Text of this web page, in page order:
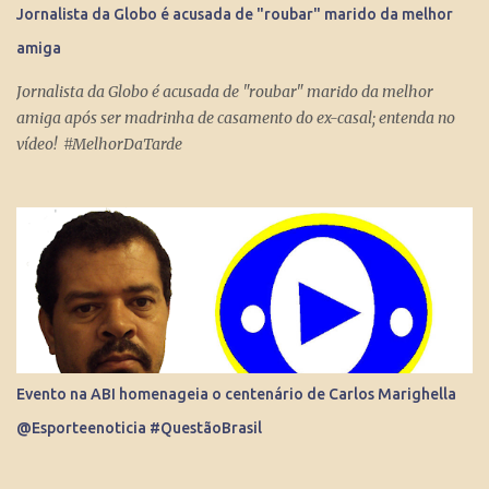
Internet consegue produzir milionários, transformar anônimos
em celebridades e até criar fenômenos como Juliette, mas ai já é
Jornalista da Globo é acusada de "roubar" marido da melhor
amiga
Jornalista da Globo é acusada de "roubar" marido da melhor
amiga após ser madrinha de casamento do ex-casal; entenda no
vídeo! #MelhorDaTarde
Evento na ABI homenageia o centenário de Carlos Marighella
@Esporteenoticia #QuestãoBrasil